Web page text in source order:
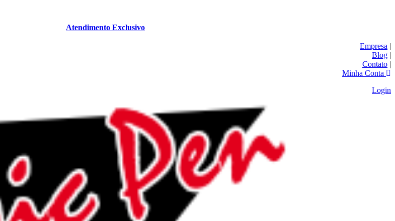
Atendimento Exclusivo
Empresa |
Blog |
Contato |
Minha Conta
Login